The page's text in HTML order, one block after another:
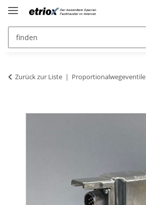
Zurück zur Liste Proportionalwegeventile